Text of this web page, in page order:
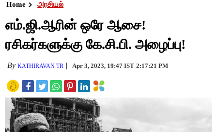
Home அரசியல்
எம்.ஜி.ஆரின் ஒரே ஆசை!
ரசிகர்களுக்கு கே.சி.பி. அழைப்பு!
ByKATHIRAVAN TR Apr 3, 2023, 19:47 IST 2:17:21 PM